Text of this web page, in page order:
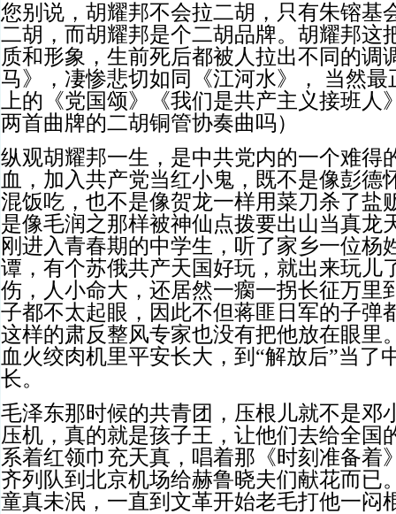
您别说，胡耀邦不会拉二胡，只有朱镕基
二胡，而胡耀邦是个二胡品牌。胡耀邦这
质和形象，生前死后都被人拉出不同的调
马》，凄惨悲切如同《江河水》， 当然
上的《党国颂》《我们是共产主义接班人
两首曲牌的二胡铜管协奏曲吗）
纵观胡耀邦一生，是中共党内的一个难得
血，加入共产党当红小鬼，既不是像彭德
混饭吃，也不是像贺龙一样用菜刀杀了盐
是像毛润之那样被神仙点拨要出山当真龙
刚进入青春期的中学生，听了家乡一位杨
谭，有个苏俄共产天国好玩，就出来玩儿
伤，人小命大，还居然一瘸一拐长征万里
子都不太起眼，因此不但蒋匪日军的子弹
这样的肃反整风专家也没有把他放在眼里
血火绞肉机里平安长大，到“解放后”当了
长。
毛泽东那时候的共青团，压根儿就不是邓
压机，真的就是孩子王，让他们去给全国
系着红领巾充天真，唱着那《时刻准备着
齐列队到北京机场给赫鲁晓夫们献花而已
童真未泯，一直到文革开始老毛打他一闷